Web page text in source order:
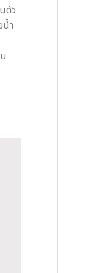
ตัว
ำ